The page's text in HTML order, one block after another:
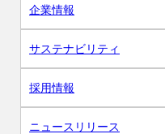
企業情報
サステナビリティ
採用情報
ニュースリリース